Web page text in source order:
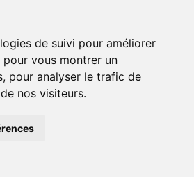
de suivi pour améliorer
vous montrer un
pour analyser le trafic de
nos visiteurs.